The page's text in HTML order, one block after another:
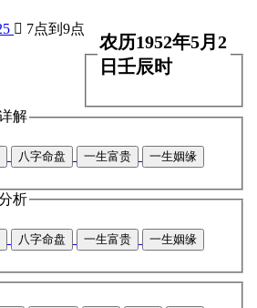
 7点到9点
农历1952年5月2
日壬辰时
解
八字命盘 一生富贵 一生姻缘
析
八字命盘 一生富贵 一生姻缘